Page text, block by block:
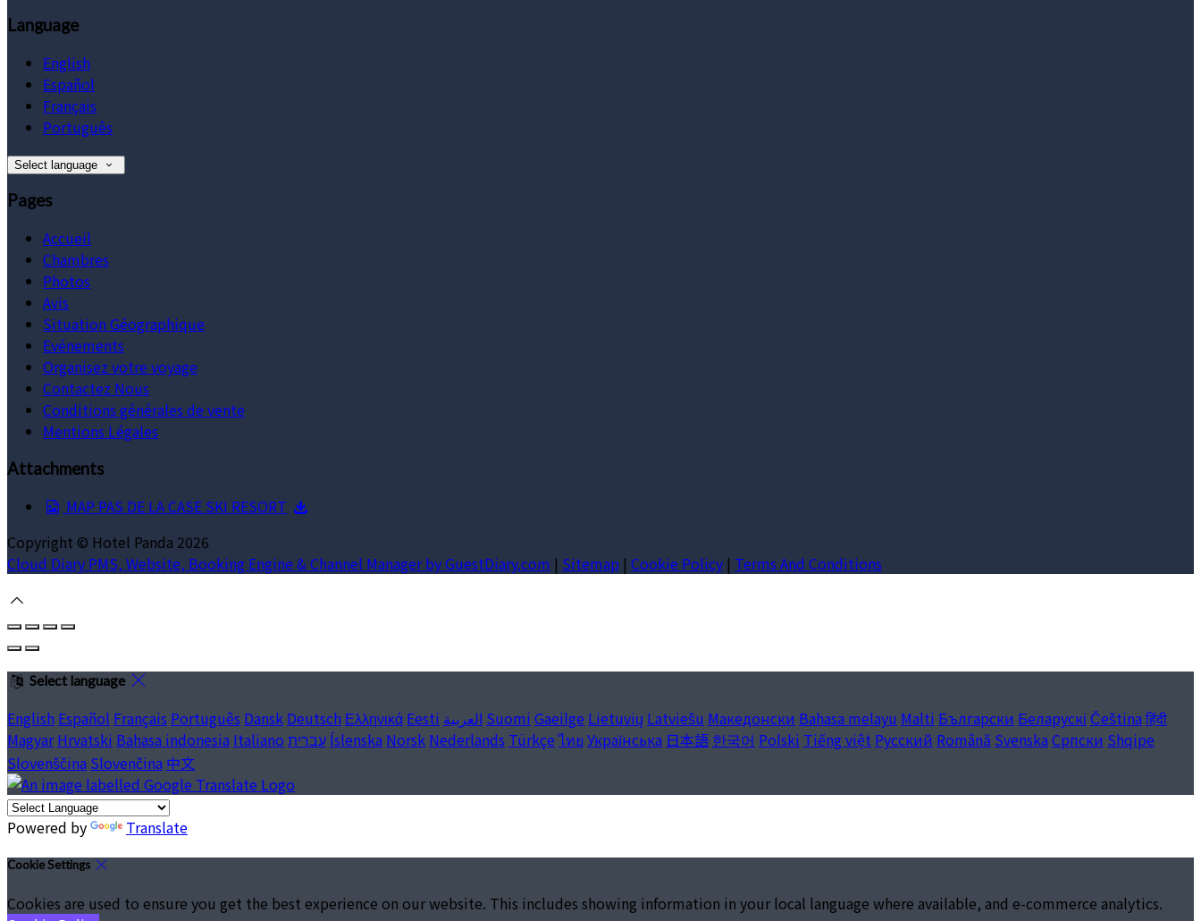
Language
English
Español
Français
Português
Select language
Pages
Accueil
Chambres
Photos
Avis
Situation Géographique
Evénements
Organisez votre voyage
Contactez Nous
Conditions générales de vente
Mentions Légales
Attachments
MAP PAS DE LA CASE SKI RESORT
Copyright © Hotel Panda 2026
Cloud Diary PMS, Website, Booking Engine & Channel Manager by GuestDiary.com | Sitemap | Cookie Policy | Terms And Conditions
Select language
English Español Français Português Dansk Deutsch Ελληνικά Eesti العربية Suomi Gaeilge Lietuvių Latviešu Македонски Bahasa melayu Malti Български Беларускі Čeština हिंदी
Magyar Hrvatski Bahasa indonesia Italiano עברית Íslenska Norsk Nederlands Türkçe ไทย Українська 日本語 한국어 Polski Tiếng việt Русский Română Svenska Српски Shqipe
Slovenščina Slovenčina 中文
Powered by Translate
Cookie Settings
Cookies are used to ensure you get the best experience on our website. This includes showing information in your local language where available, and e-commerce analytics.